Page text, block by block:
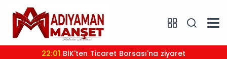
22:01 BİK'ten Ticaret Borsası'na ziyaret